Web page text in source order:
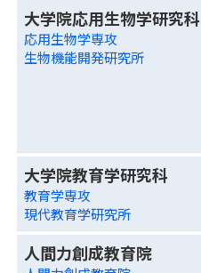
大学院応用生物学研究科
応用生物学専攻
生物機能開発研究所
大学院教育学研究科
教育学専攻
現代教育学研究所
人間力創成教育院